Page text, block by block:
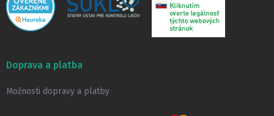
Doprava a platba
Možnosti dopravy a platby